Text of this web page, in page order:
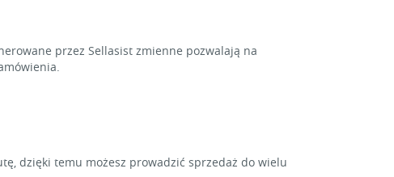
przez Sellasist zmienne pozwalają na
dzięki temu możesz prowadzić sprzedaż do wielu